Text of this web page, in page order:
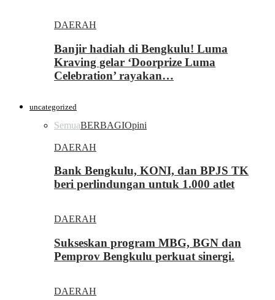
DAERAH
Banjir hadiah di Bengkulu! Luma
Kraving gelar ‘Doorprize Luma
Celebration’ rayakan…
uncategorized
SemuaBERBAGIOpini
DAERAH
Bank Bengkulu, KONI, dan BPJS TK
beri perlindungan untuk 1.000 atlet
DAERAH
Sukseskan program MBG, BGN dan
Pemprov Bengkulu perkuat sinergi.
DAERAH